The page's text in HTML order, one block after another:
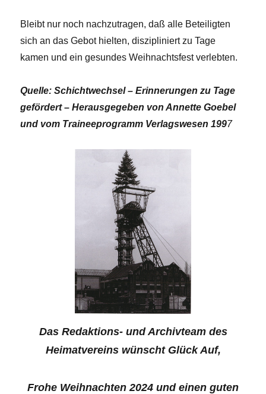
Bleibt nur noch nachzutragen, daß alle Beteiligten
sich an das Gebot hielten, diszipliniert zu Tage
kamen und ein gesundes Weihnachtsfest verlebten.
Quelle: Schichtwechsel – Erinnerungen zu Tage
gefördert–Herausgegeben von Annette Goebel
und vom Traineeprogramm Verlagswesen 1997
Das Redaktions- und Archivteam des
Heimatvereins wünscht Glück Auf,
Frohe Weihnachten 2024 und einen guten